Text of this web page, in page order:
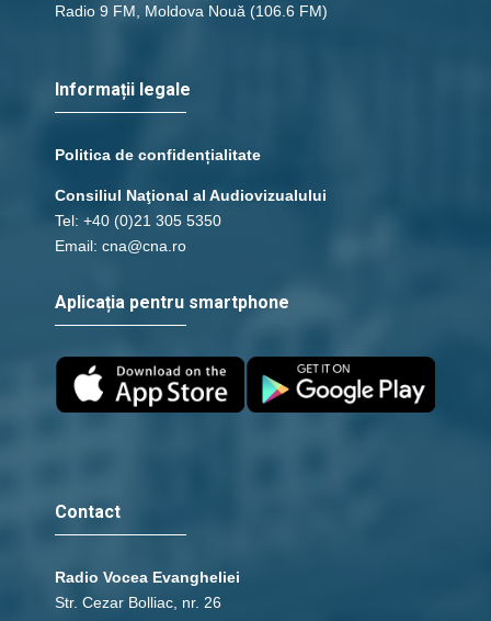
Radio 9 FM, Moldova Nouă (106.6 FM)
Informații legale
Politica de confidențialitate
Consiliul Naţional al Audiovizualului
Tel: +40 (0)21 305 5350
Email: cna@cna.ro
Aplicația pentru smartphone
Contact
Radio Vocea Evangheliei
Str. Cezar Bolliac, nr. 26